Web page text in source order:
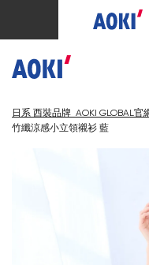
日系 西裝品牌 AOKI GLOBAL官
竹纖涼感小立領襯衫 藍
購物